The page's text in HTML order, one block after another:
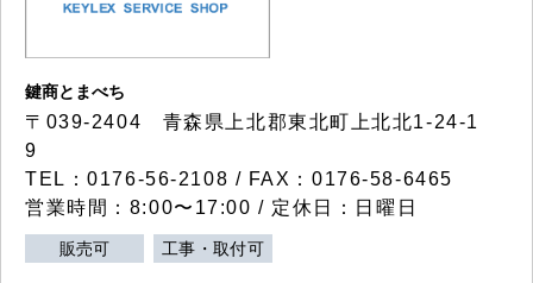
鍵商とまべち
〒039-2404 青森県上北郡東北町上北北1-24-1
9
TEL：0176-56-2108 / FAX：0176-58-6465
営業時間：8:00〜17:00 / 定休日：日曜日
販売可 工事・取付可